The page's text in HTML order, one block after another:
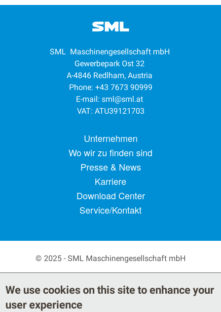
SML Maschinengesellschaft mbH
Gewerbepark Ost 32
A-4846 Redlham, Austria
Phone: +43 7673 90999
E-mail: sml@sml.at
VAT: ATU39121703
Footer menuUnternehmen
Wo wir zu finden sind
Presse & News
Karriere
Download Center
Service/Kontakt
© 2025 - SML Maschinengesellschaft mbH
Secondary Footer Menu
Legal Notice
We use cookies on this site to enhance your
user experience